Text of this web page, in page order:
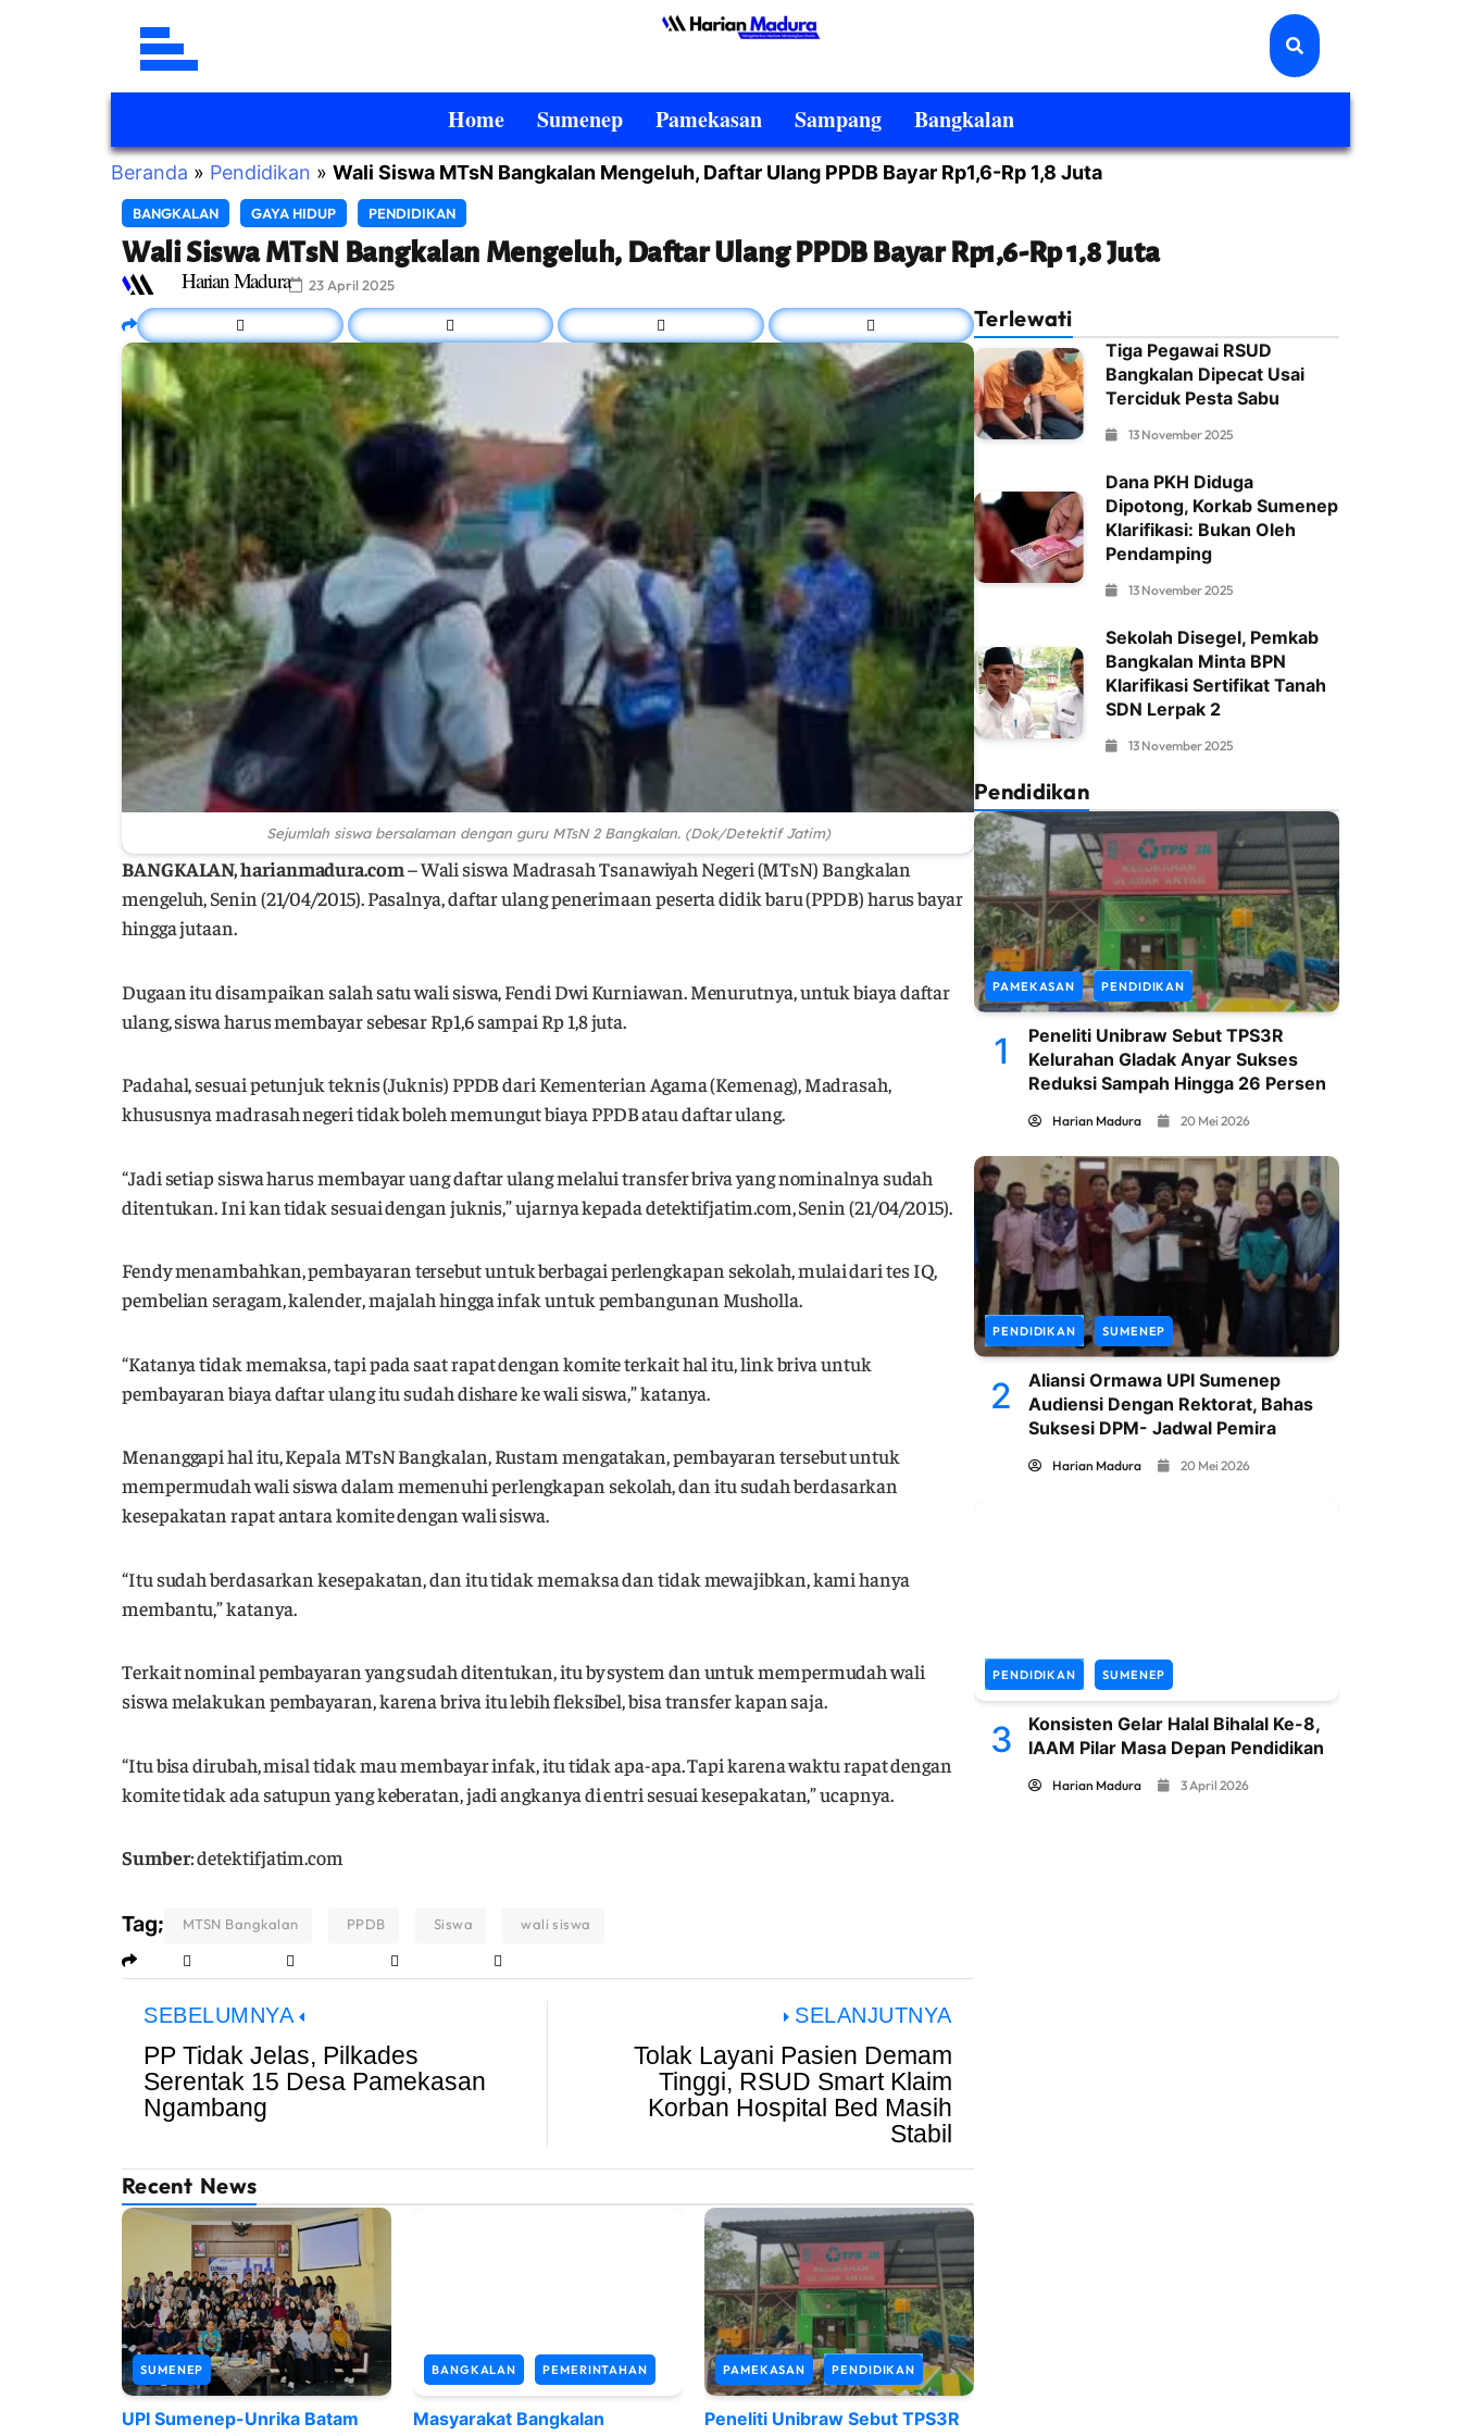
Home Sumenep Pamekasan Sampang Bangkalan
Beranda » Pendidikan » Wali Siswa MTsN Bangkalan Mengeluh, Daftar Ulang PPDB Bayar Rp1,6-Rp 1,8 Juta
BANGKALAN GAYA HIDUP PENDIDIKAN
Wali Siswa MTsN Bangkalan Mengeluh, Daftar Ulang PPDB Bayar Rp1,6-Rp 1,8 Juta
23 April 2025
Harian Madura
Sejumlah siswa bersalaman dengan guru MTsN 2 Bangkalan. (Dok/Detektif Jatim)
BANGKALAN, harianmadura.com– Wali siswa Madrasah Tsanawiyah Negeri (MTsN) Bangkalan
mengeluh, Senin (21/04/2015). Pasalnya, daftar ulang penerimaan peserta didik baru (PPDB) harus bayar
hingga jutaan.
Dugaan itu disampaikan salah satu wali siswa, Fendi Dwi Kurniawan. Menurutnya, untuk biaya daftar
ulang, siswa harus membayar sebesar Rp1,6 sampai Rp 1,8 juta.
Padahal, sesuai petunjuk teknis (Juknis) PPDB dari Kementerian Agama (Kemenag), Madrasah,
khususnya madrasah negeri tidak boleh memungut biaya PPDB atau daftar ulang.
“Jadi setiap siswa harus membayar uang daftar ulang melalui transfer briva yang nominalnya sudah
ditentukan. Ini kan tidak sesuai dengan juknis,” ujarnya kepada detektifjatim.com, Senin (21/04/2015).
Fendy menambahkan, pembayaran tersebut untuk berbagai perlengkapan sekolah, mulai dari tes IQ,
pembelian seragam, kalender, majalah hingga infak untuk pembangunan Musholla.
“Katanya tidak memaksa, tapi pada saat rapat dengan komite terkait hal itu, link briva untuk
pembayaran biaya daftar ulang itu sudah dishare ke wali siswa,” katanya.
Menanggapi hal itu, Kepala MTsN Bangkalan, Rustam mengatakan, pembayaran tersebut untuk
mempermudah wali siswa dalam memenuhi perlengkapan sekolah, dan itu sudah berdasarkan
kesepakatan rapat antara komite dengan wali siswa.
“Itu sudah berdasarkan kesepakatan, dan itu tidak memaksa dan tidak mewajibkan, kami hanya
membantu,” katanya.
Terkait nominal pembayaran yang sudah ditentukan, itu by system dan untuk mempermudah wali
siswa melakukan pembayaran, karena briva itu lebih fleksibel, bisa transfer kapan saja.
“Itu bisa dirubah, misal tidak mau membayar infak, itu tidak apa-apa. Tapi karena waktu rapat dengan
komite tidak ada satupun yang keberatan, jadi angkanya di entri sesuai kesepakatan,” ucapnya.
Sumber: detektifjatim.com
Tag; MTSN Bangkalan PPDB Siswa wali siswa
SEBELUMNYA
PP Tidak Jelas, Pilkades
Serentak 15 Desa Pamekasan
Ngambang
SELANJUTNYA
Tolak Layani Pasien Demam
Tinggi, RSUD Smart Klaim
Korban Hospital Bed Masih
Stabil
Recent News
SUMENEP
UPI Sumenep-Unrika Batam
BANGKALAN PEMERINTAHAN
Masyarakat Bangkalan
PAMEKASAN PENDIDIKAN
Peneliti Unibraw Sebut TPS3R
Terlewati
Tiga Pegawai RSUD
Bangkalan Dipecat Usai
Terciduk Pesta Sabu
13 November 2025
Dana PKH Diduga
Dipotong, Korkab Sumenep
Klarifikasi: Bukan Oleh
Pendamping
13 November 2025
Sekolah Disegel, Pemkab
Bangkalan Minta BPN
Klarifikasi Sertifikat Tanah
SDN Lerpak 2
13 November 2025
Pendidikan
PAMEKASAN PENDIDIKAN
1
Peneliti Unibraw Sebut TPS3R
Kelurahan Gladak Anyar Sukses
Reduksi Sampah Hingga 26 Persen
Harian Madura 20 Mei 2026
PENDIDIKAN SUMENEP
2
Aliansi Ormawa UPI Sumenep
Audiensi Dengan Rektorat, Bahas
Suksesi DPM- Jadwal Pemira
Harian Madura 20 Mei 2026
PENDIDIKAN SUMENEP
3
Konsisten Gelar Halal Bihalal Ke-8,
IAAM Pilar Masa Depan Pendidikan
Harian Madura 3 April 2026